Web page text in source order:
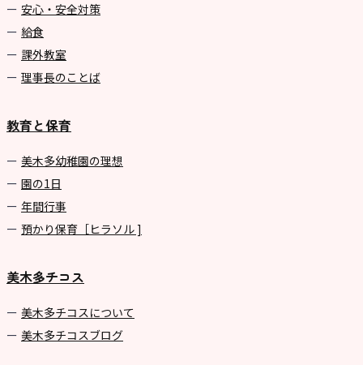
安心・安全対策
給食
課外教室
理事長のことば
教育と保育
美⽊多幼稚園の理想
園の1⽇
年間⾏事
預かり保育［ヒラソル ]
美木多チコス
美⽊多チコスについて
美⽊多チコスブログ